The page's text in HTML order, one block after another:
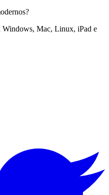
Windows, Mac, Linux, iPad e